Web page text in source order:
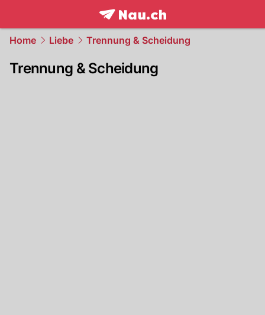
frontpage.NAU.ch
Home Liebe Trennung & Scheidung
Trennung & Scheidung